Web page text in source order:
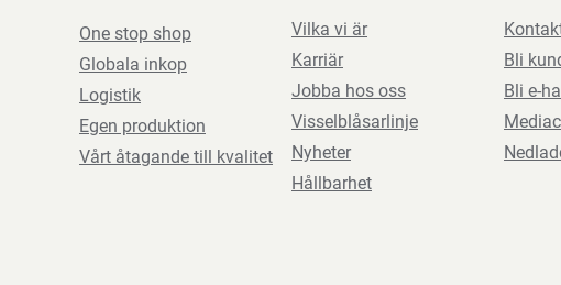
One stop shop
Globala inkop
Logistik
Egen produktion
Vårt åtagande till kvalitet
Vilka vi är
Karriär
Jobba hos oss
Visselblåsarlinje
Nyheter
Hållbarhet
Bli
Bli e-